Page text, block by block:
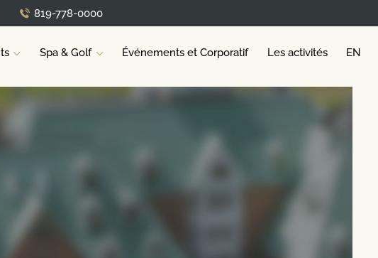
819-778-0000
Spa & Golf Événements et Corporatif Les activités EN